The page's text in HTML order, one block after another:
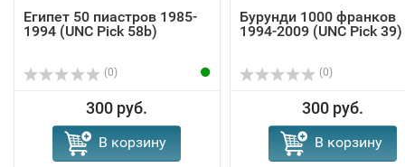
Египет 50 пиастров 1985-
1994 (UNC Pick 58b)
(0)
300 руб.
В корзину
Бурунди 1000 франков
1994-2009 (UNC Pick 39)
(0)
300 руб.
В корзину